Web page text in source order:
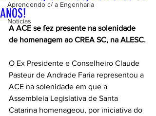
Aprendendo c/ a Engenharia
Notícias
ANOS!
A ACE se fez presente na solenidade
de homenagem ao CREA SC, na ALESC.
O Ex Presidente e Conselheiro Claude
Pasteur de Andrade Faria representou a
ACE na solenidade em que a
Assembleia Legislativa de Santa
Catarina homenageou, por iniciativa do